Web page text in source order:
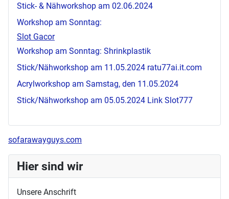
Stick- & Nähworkshop am 02.06.2024
Workshop am Sonntag:
Slot Gacor
Workshop am Sonntag: Shrinkplastik
Stick/Nähworkshop am 11.05.2024 ratu77ai.it.com
Acrylworkshop am Samstag, den 11.05.2024
Stick/Nähworkshop am 05.05.2024 Link Slot777
sofarawayguys.com
Hier sind wir
Unsere Anschrift